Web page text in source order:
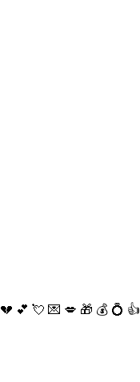
💔 💕 💘 💌 💋 🎁 💰 💍 👍